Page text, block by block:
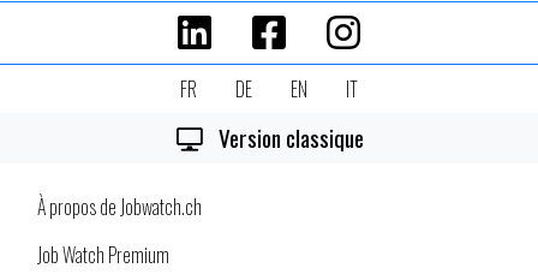
FR DE EN IT
Version classique
À propos de Jobwatch.ch
Job Watch Premium